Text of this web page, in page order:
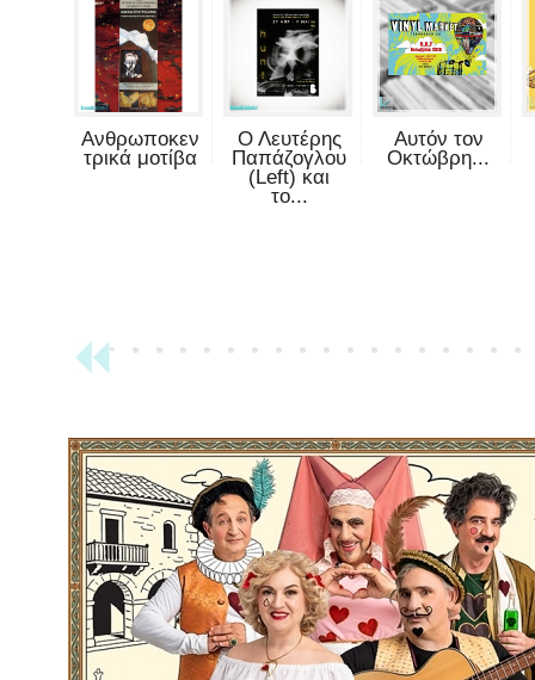
Ανθρωποκεν
τρικά μοτίβα
Ο Λευτέρης
Παπάζογλου
(Left) και
το...
Αυτόν τον
Οκτώβρη...